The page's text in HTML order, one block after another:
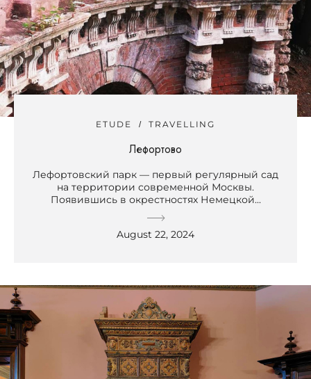
ETUDE TRAVELLING
Лефортово
Лефортовский парк — первый регулярный сад
на территории современной Москвы.
Появившись в окрестностях Немецкой...
August 22, 2024